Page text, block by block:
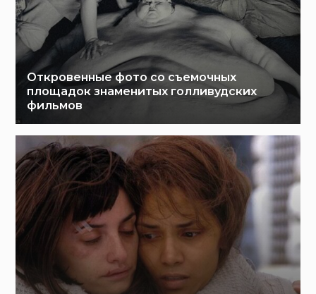
Откровенные фото со съемочных
площадок знаменитых голливудских
фильмов